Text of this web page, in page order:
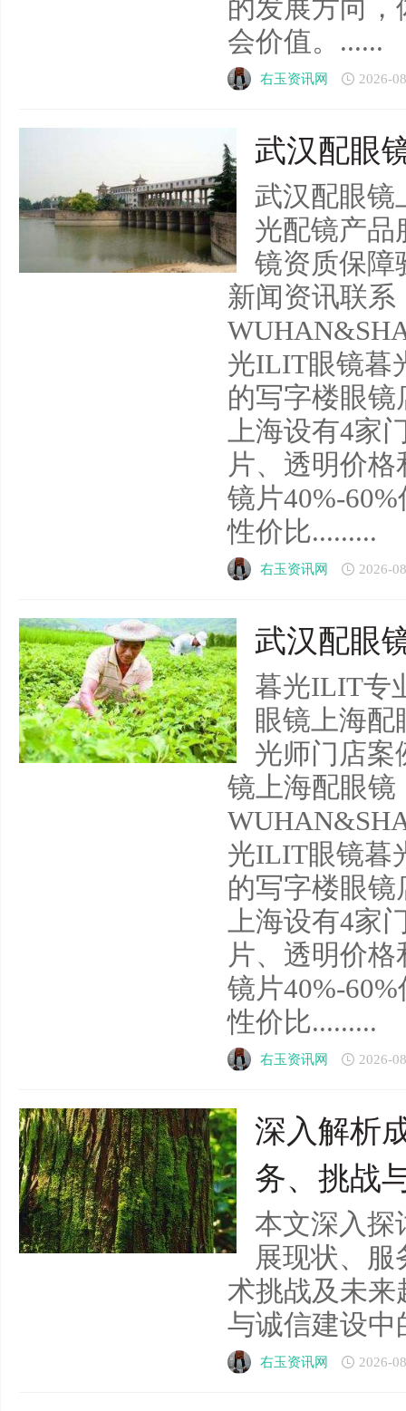
的发展方向
会价值。......
右玉资讯网 2026-
武汉配眼
武汉配眼镜
光配镜产品
镜资质保障
新闻资讯联系
光ILIT眼镜暮
的写字楼眼
上海设有4家
片、透明价
镜片40%-
性价比.........
右玉资讯网 2026-
武汉配眼
暮光ILIT专
眼镜上海
光师门店案
镜上海配眼镜
光ILIT眼镜暮
的写字楼眼
上海设有4家
片、透明价
镜片40%-
性价比.........
右玉资讯网 2026-
深入解析
务、挑战
本文深入探
展现状、服
术挑战及未来
与诚信建设中
右玉资讯网 2026-